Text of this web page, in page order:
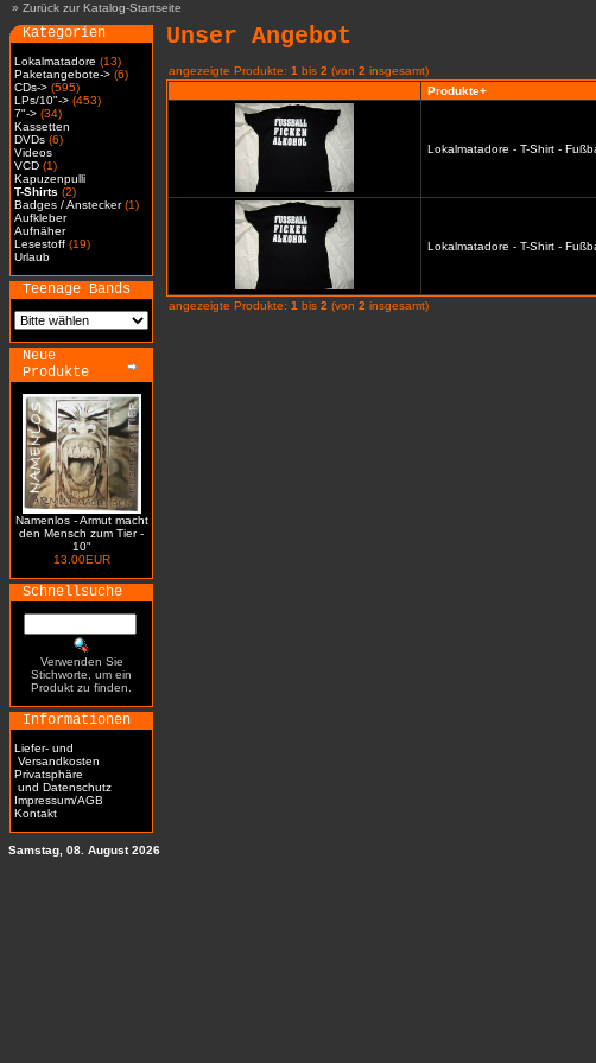
» Zurück zur Katalog-Startseite
Kategorien
Lokalmatadore (13)
Paketangebote-> (6)
CDs-> (595)
LPs/10"-> (453)
7"-> (34)
Kassetten
DVDs (6)
Videos
VCD (1)
Kapuzenpulli
T-Shirts (2)
Badges / Anstecker(1)
Aufkleber
Aufnäher
Lesestoff (19)
Urlaub
Teenage Bands
Neue
Produkte
Namenlos - Armut macht
den Mensch zum Tier -
10"
13.00EUR
Schnellsuche
Verwenden Sie
Stichworte, um ein
Produkt zu finden.
Informationen
Liefer- und
Versandkosten
Privatsphäre
und Datenschutz
Impressum/AGB
Kontakt
Unser Angebot
angezeigte Produkte: 1 bis 2 (von 2 insgesamt)
Produkte+
Lokalmatadore - T-Shirt -
Lokalmatadore - T-Shirt -
angezeigte Produkte: 1 bis 2 (von 2 insgesamt)
Samstag, 08. August 2026